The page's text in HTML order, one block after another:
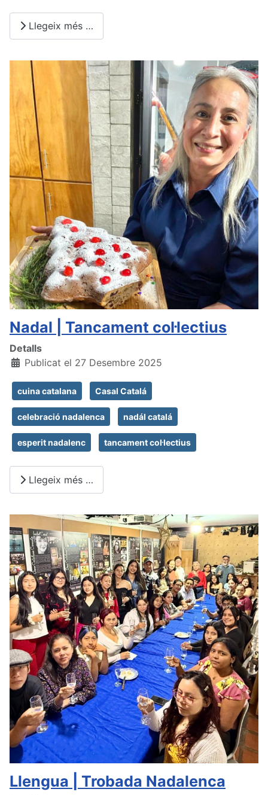
Llegeix més …
Nadal | Tancament col·lectius
Detalls
Publicat el 27 Desembre 2025
cuina catalana Casal Catalá
celebració nadalenca nadál catalá
esperit nadalenc tancament col·lectius
Llegeix més …
Llengua | Trobada Nadalenca